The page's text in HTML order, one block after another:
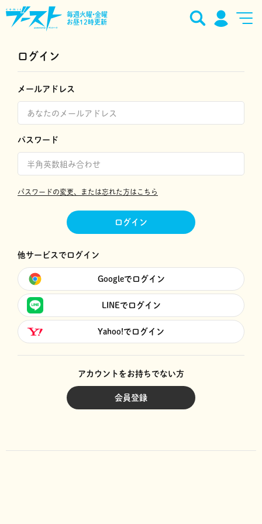
毎週火曜•金曜
お昼12時更新
ログイン
メールアドレス
パスワード
パスワードの変更、または忘れた方はこちら
ログイン
他サービスでログイン
Googleでログイン
LINEでログイン
Yahoo!でログイン
アカウントをお持ちでない方
会員登録